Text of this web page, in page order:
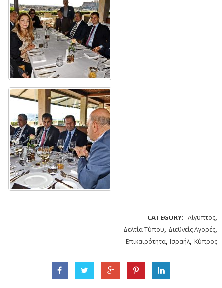
CATEGORY: Αίγυπτος,
Δελτία Τύπου, Διεθνείς Αγορές,
Επικαιρότητα, Ισραήλ, Κύπρος